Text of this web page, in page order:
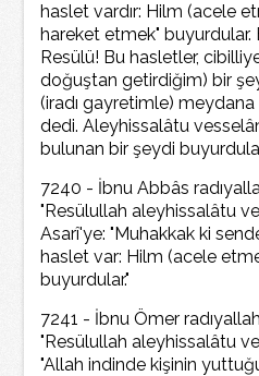
haslet vardır: Hilm (acele
hareket etmek" buyurdular.
Resülü! Bu hasletler,
doğuştan getirdiğim) bir
(iradı gayretimle)
dedi. Aleyhissalâtu
bulunan bir şeydi
7240 - İbnu Abbâs
"Resülullah aleyhissalâtu
Asarî'ye: "Muhakkak ki
haslet var: Hilm (acele
buyurdular."
7241 - İbnu Ömer
"Resülullah aleyhissalâtu
"Allah indinde kişinin